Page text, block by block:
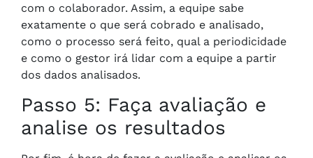
com o colaborador. Assim, a equipe sabe
exatamente o que será cobrado e analisado,
como o processo será feito, qual a periodicidade
e como o gestor irá lidar com a equipe a partir
dos dados analisados.
Passo 5: Faça avaliação e
analise os resultados